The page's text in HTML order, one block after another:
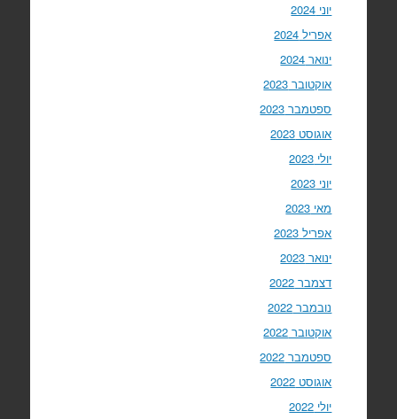
יוני 2024
אפריל 2024
ינואר 2024
אוקטובר 2023
ספטמבר 2023
אוגוסט 2023
יולי 2023
יוני 2023
מאי 2023
אפריל 2023
ינואר 2023
דצמבר 2022
נובמבר 2022
אוקטובר 2022
ספטמבר 2022
אוגוסט 2022
יולי 2022